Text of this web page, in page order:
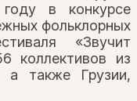
в конкурсе
фольклорных
«Звучит
коллективов из
а также Грузии,